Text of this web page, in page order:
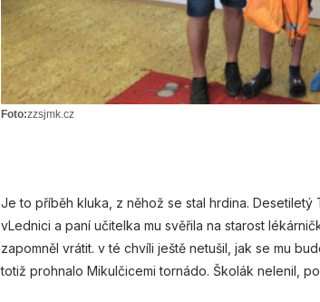
Foto:zzsjmk.cz
Je to příběh kluka, z něhož se stal hrdina.
vLednici a paní učitelka mu svěřila na starost
zapomněl vrátit. v té chvíli ještě netušil, jak se mu
totiž prohnalo Mikulčicemi tornádo. Školák nelenil,